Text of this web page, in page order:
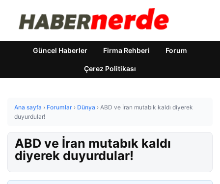
Güncel Haberler Firma Rehberi Forum
Çerez Politikası
Ana sayfa › Forumlar › Dünya › ABD ve İran mutabık kaldı diyerek
duyurdular!
ABD ve İran mutabık kaldı
diyerek duyurdular!